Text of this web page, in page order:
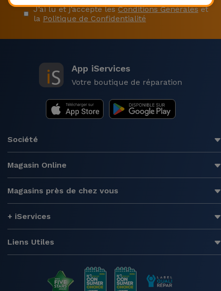
Étuis et Sacs
Traceurs et
Accessoires
d'ordinateur
Accessoires
Tablette
Kids
J’ai lu et j’accepte lesConditions Généraleset
la Politique de Confidentialité
App iServices
Votre boutique de réparation
Société
Magasin Online
Magasins près de chez vous
+ iServices
Liens Utiles